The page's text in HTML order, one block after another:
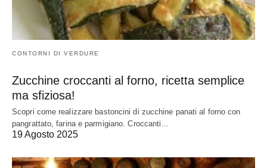
CONTORNI DI VERDURE
Zucchine croccanti al forno, ricetta semplice
ma sfiziosa!
Scopri come realizzare bastoncini di zucchine panati al forno con
pangrattato, farina e parmigiano. Croccanti…
19 Agosto 2025